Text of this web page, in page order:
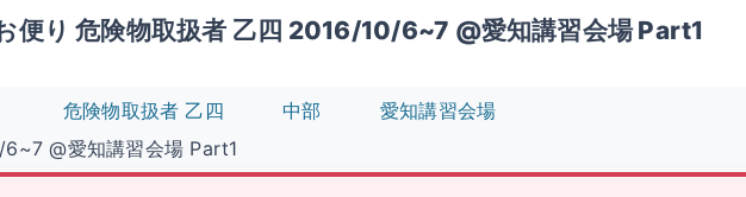
便り 危険物取扱者 乙四 2016/10/6~7 @愛知講習会場 Part1
危険物取扱者 乙四 中部
愛知講習会場
@愛知講習会場 Part1